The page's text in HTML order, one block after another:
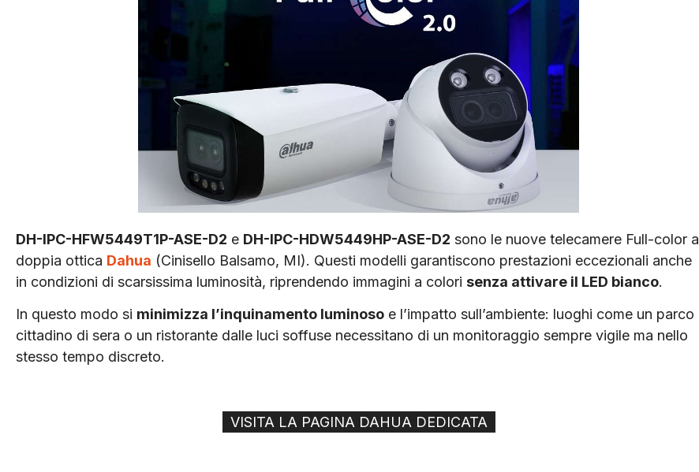
DH-IPC-HFW5449T1P-ASE-D2 e DH-IPC-HDW5449HP-ASE-D2 sono le nuove telecamere Full-color a
doppia ottica Dahua (Cinisello Balsamo, MI). Questi modelli garantiscono prestazioni eccezionali anche
in condizioni di scarsissima luminosità, riprendendo immagini a colori senza attivare il LED bianco.
In questo modo si minimizza l’inquinamento luminoso e l’impatto sull’ambiente: luoghi come un parco
cittadino di sera o un ristorante dalle luci soffuse necessitano di un monitoraggio sempre vigile ma nello
stesso tempo discreto.
VISITA LA PAGINA DAHUA DEDICATA